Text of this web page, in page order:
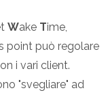
Wake Time,
point può regolare
i vari client.
"svegliare" ad